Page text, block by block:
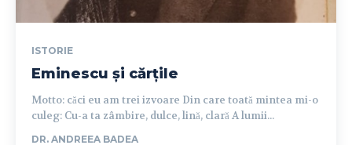
ISTORIE
Eminescu și cărțile
Motto: căci eu am trei izvoare Din care toată mintea mi-o
culeg: Cu-a ta zâmbire, dulce, lină, clară A lumii...
DR. ANDREEA BADEA